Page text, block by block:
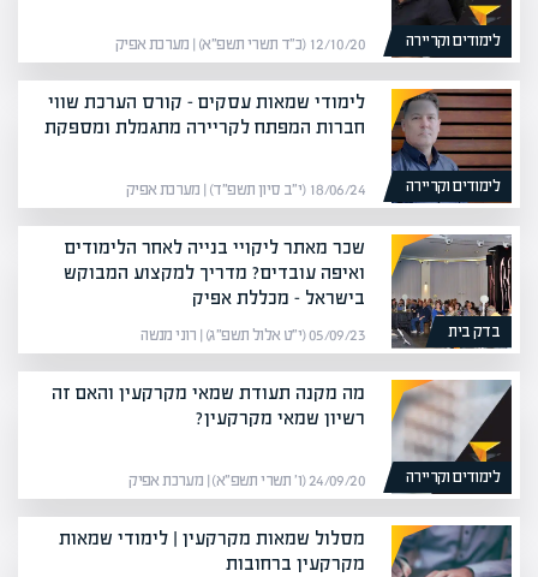
לימודים וקריירה 12/10/20 (כ״ד תשרי תשפ״א) | מערכת אפיק
לימודים וקריירה
לימודי שמאות עסקים – קורס הערכת שווי
חברות המפתח לקריירה מתגמלת ומספקת
18/06/24 (י״ב סיון תשפ״ד) | מערכת אפיק
בדק בית
שכר מאתר ליקויי בנייה לאחר הלימודים
ואיפה עובדים? מדריך למקצוע המבוקש
בישראל – מכללת אפיק
05/09/23 (י״ט אלול תשפ״ג) | רוני מנשה
לימודים וקריירה
מה מקנה תעודת שמאי מקרקעין והאם זה
רשיון שמאי מקרקעין?
24/09/20 (ו׳ תשרי תשפ״א) | מערכת אפיק
מסלול שמאות מקרקעין | לימודי שמאות
מקרקעין ברחובות